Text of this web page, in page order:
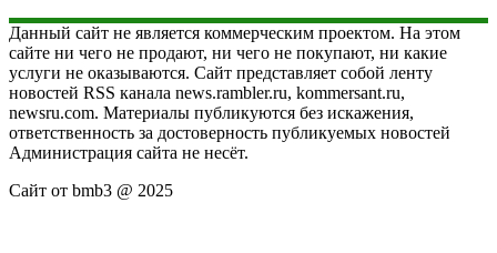
Данный сайт не является коммерческим проектом. На этом
сайте ни чего не продают, ни чего не покупают, ни какие
услуги не оказываются. Сайт представляет собой ленту
новостей RSS канала news.rambler.ru, kommersant.ru,
newsru.com. Материалы публикуются без искажения,
ответственность за достоверность публикуемых новостей
Администрация сайта не несёт.
Сайт от bmb3 @ 2025